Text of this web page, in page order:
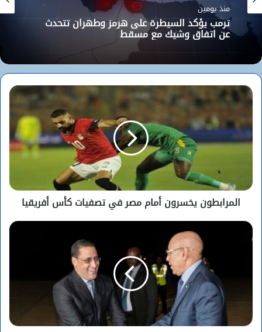
منذ يومين
ترمب يؤكد السيطرة على هرمز وطهران تتحدث
عن اتفاق وشيك مع مسقط
المرابطون يخسرون أمام مصر في تصفيات كأس أفريقيا